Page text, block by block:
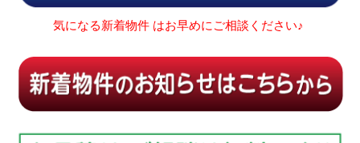
気になる新着物件 はお早めにご相談ください♪